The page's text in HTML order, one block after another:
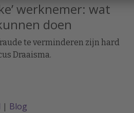
werknemer: wat
doen
te verminderen zijn hard
Draaisma.
| Blog